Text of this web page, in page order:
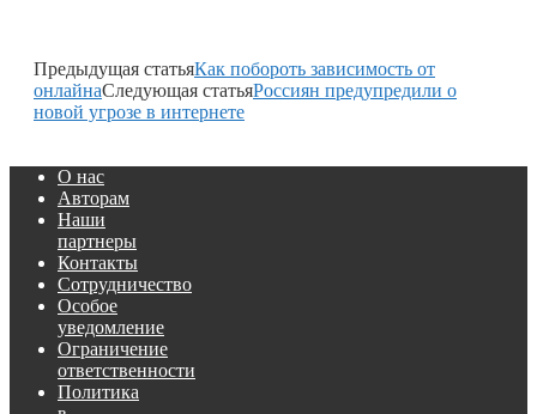
Предыдущая статьяКак побороть зависимость от
онлайнаСледующая статьяРоссиян предупредили о
новой угрозе в интернете
О нас
Авторам
Наши
партнеры
Контакты
Сотрудничество
Особое
уведомление
Ограничение
ответственности
Политика